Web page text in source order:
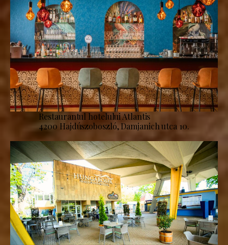
Restaurantul hotelului Atlantis
4200 Hajdúszoboszló, Damjanich utca 10.